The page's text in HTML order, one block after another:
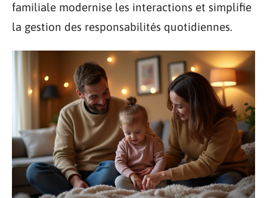
familiale modernise les interactions et simplifie
la gestion des responsabilités quotidiennes.